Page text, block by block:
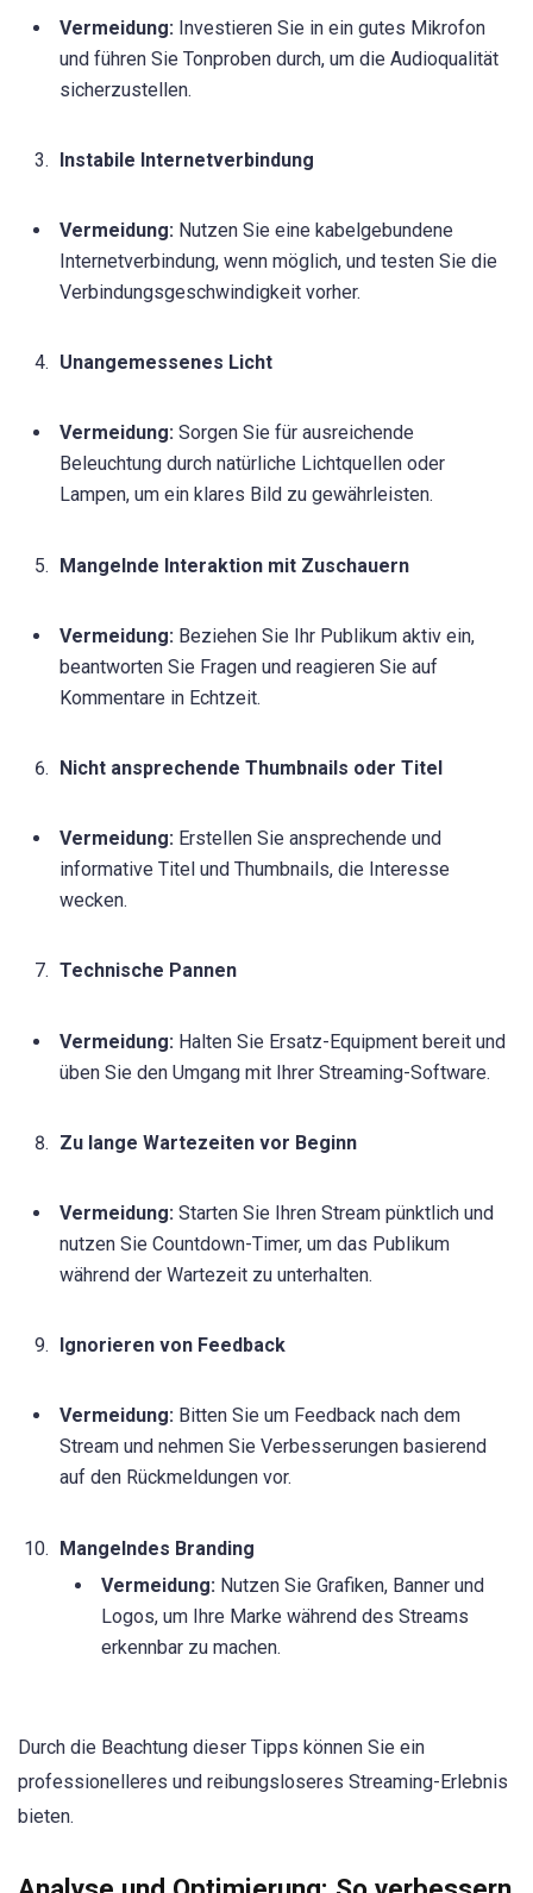
Vermeidung: Investieren Sie in ein gutes Mikrofon
und führen Sie Tonproben durch, um die Audioqualität
sicherzustellen.
Instabile Internetverbindung
Vermeidung: Nutzen Sie eine kabelgebundene
Internetverbindung, wenn möglich, und testen Sie die
Verbindungsgeschwindigkeit vorher.
Unangemessenes Licht
Vermeidung: Sorgen Sie für ausreichende
Beleuchtung durch natürliche Lichtquellen oder
Lampen, um ein klares Bild zu gewährleisten.
Mangelnde Interaktion mit Zuschauern
Vermeidung: Beziehen Sie Ihr Publikum aktiv ein,
beantworten Sie Fragen und reagieren Sie auf
Kommentare in Echtzeit.
Nicht ansprechende Thumbnails oder Titel
Vermeidung: Erstellen Sie ansprechende und
informative Titel und Thumbnails, die Interesse
wecken.
Technische Pannen
Vermeidung: Halten Sie Ersatz-Equipment bereit und
üben Sie den Umgang mit Ihrer Streaming-Software.
Zu lange Wartezeiten vor Beginn
Vermeidung: Starten Sie Ihren Stream pünktlich und
nutzen Sie Countdown-Timer, um das Publikum
während der Wartezeit zu unterhalten.
Ignorieren von Feedback
Vermeidung: Bitten Sie um Feedback nach dem
Stream und nehmen Sie Verbesserungen basierend
auf den Rückmeldungen vor.
Mangelndes Branding
Vermeidung: Nutzen Sie Grafiken, Banner und
Logos, um Ihre Marke während des Streams
erkennbar zu machen.
Durch die Beachtung dieser Tipps können Sie ein
professionelleres und reibungsloseres Streaming-Erlebnis
bieten.